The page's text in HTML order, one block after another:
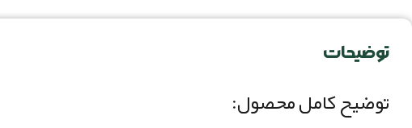
توضیحات
توضیح کامل محصول: